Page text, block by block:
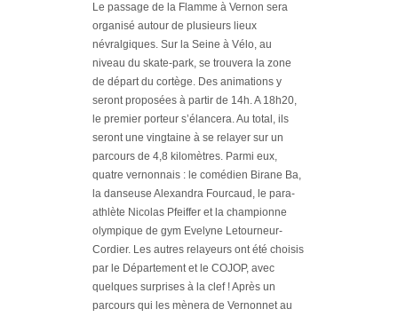
Le passage de la Flamme à Vernon sera
organisé autour de plusieurs lieux
névralgiques. Sur la Seine à Vélo, au
niveau du skate-park, se trouvera la zone
de départ du cortège. Des animations y
seront proposées à partir de 14h. A 18h20,
le premier porteur s’élancera. Au total, ils
seront une vingtaine à se relayer sur un
parcours de 4,8 kilomètres. Parmi eux,
quatre vernonnais : le comédien Birane Ba,
la danseuse Alexandra Fourcaud, le para-
athlète Nicolas Pfeiffer et la championne
olympique de gym Evelyne Letourneur-
Cordier. Les autres relayeurs ont été choisis
par le Département et le COJOP, avec
quelques surprises à la clef ! Après un
parcours qui les mènera de Vernonnet au